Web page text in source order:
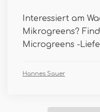
Interessiert am
Mikrogreens?
Microgreens -
Hannes Sauer